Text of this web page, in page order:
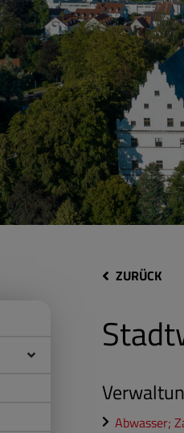
ZURÜCK
Abwasser;